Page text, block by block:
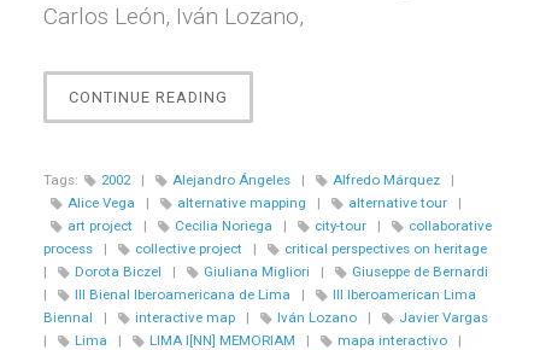
Carlos León, Iván Lozano,
CONTINUE READING
I[NN]
Tags: 2002 | Alejandro Ángeles | Alfredo Márquez
|
Alice Vega
| alternative mapping | alternative tour
|
art project
| Cecilia Noriega | city-tour |
collaborative
process
| collective project |
critical perspectives on heritage
|
Dorota Biczel | Giuliana Migliori |
Giuseppe de Bernardi
|
III Bienal Iberoamericana de Lima |
III Iberoamerican Lima
Biennal
| interactive map | Iván Lozano |
Javier Vargas
|
Lima | LIMA I[NN] MEMORIAM | mapa interactivo
|